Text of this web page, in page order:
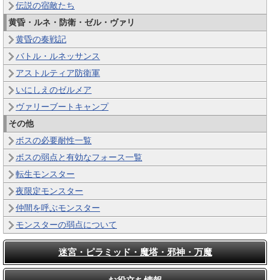
伝説の宿敵たち
黄昏・ルネ・防衛・ゼル・ヴァリ
黄昏の奏戦記
バトル・ルネッサンス
アストルティア防衛軍
いにしえのゼルメア
ヴァリーブートキャンプ
その他
ボスの必要耐性一覧
ボスの弱点と有効なフォース一覧
転生モンスター
夜限定モンスター
仲間を呼ぶモンスター
モンスターの弱点について
迷宮・ピラミッド・魔塔・邪神・万魔